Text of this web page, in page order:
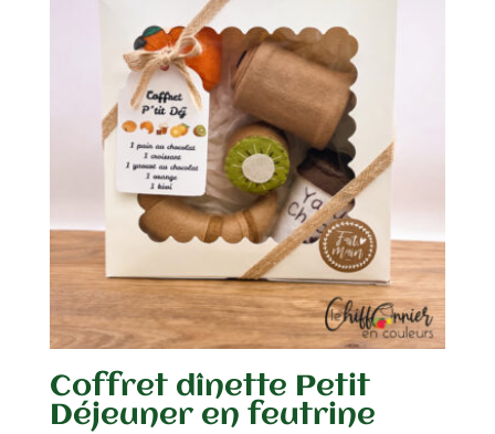
Coffret dînette Petit
Déjeuner en feutrine